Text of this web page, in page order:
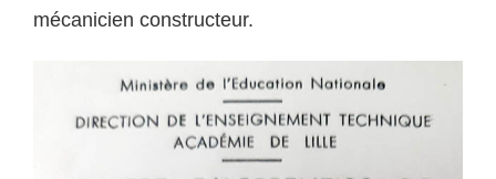
mécanicien constructeur.